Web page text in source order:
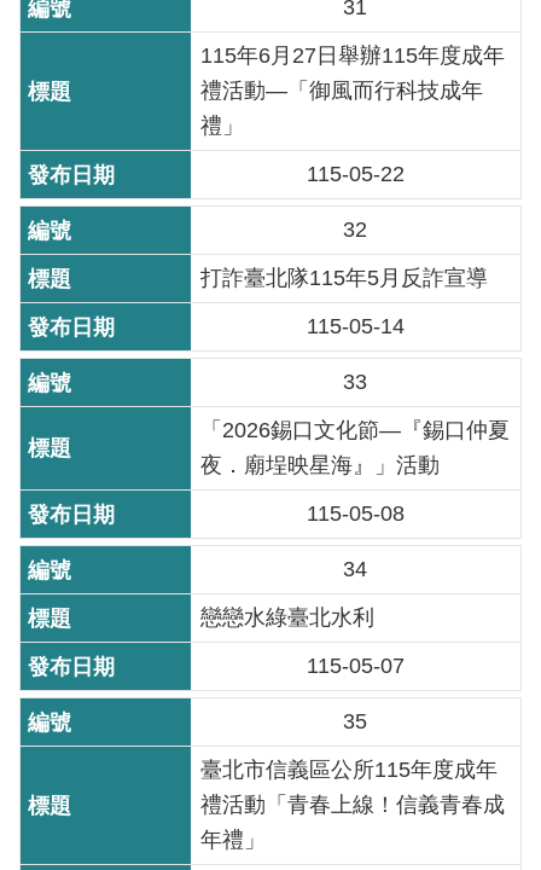
雙
詞
TAIPEI
PASS
臺
北
通
政
府
站
料
開
放
宣
告
隱
私
權
資
31
115年6月27日舉辦115年度成年
禮活動—「御風而行科技成年
禮」
115-05-22
32
打詐臺北隊115年5月反詐宣導
115-05-14
33
「2026錫口文化節—『錫口仲夏
夜．廟埕映星海』」活動
115-05-08
34
戀戀水綠臺北水利
115-05-07
35
臺北市信義區公所115年度成年
禮活動「青春上線！信義青春成
年禮」